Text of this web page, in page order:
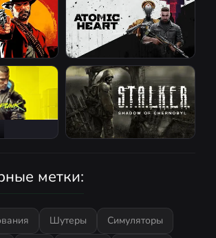
2 Atomic Heart
метки:
Шутеры
Симуляторы